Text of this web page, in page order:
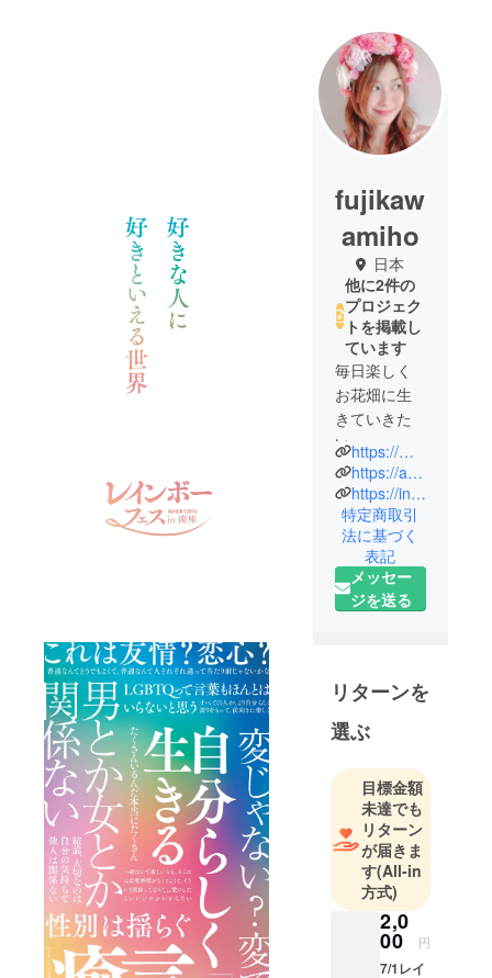
fujikaw
amiho
日本
他に2件の
プロジェク
トを掲載し
ています
毎日楽しく
お花畑に生
きていきた
い。
横須賀在
住。
同性のパー
トナーと2人
暮らし
https://m.facebook.com/fsmiho
https://ameblo.jp/lucy-bb/
https://instagram.com/xxmihoxx0625?igshid=1gt3y9bfclwjh
特定商取引
法に基づく
表記
メッセー
ジを送る
リターンを
選ぶ
目標金額
未達でも
リターン
が届きま
す(All-in
方式)
2,0
00 円
7/1レイ